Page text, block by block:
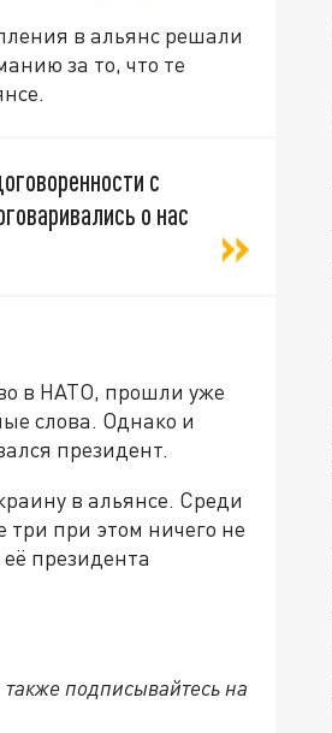
в альянс решали
за то, что те
с
о нас
в НАТО, прошли уже
слова. Однако и
президент.
в альянсе. Среди
при этом ничего не
президента
также подписывайтесь на